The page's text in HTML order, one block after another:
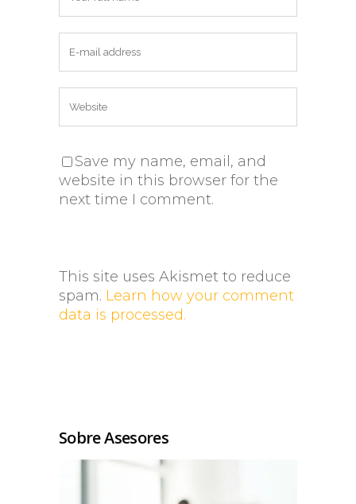
Save my name, email, and
website in this browser for the
next time I comment.
This site uses Akismet to reduce
spam. Learn how your comment
data is processed.
Sobre Asesores